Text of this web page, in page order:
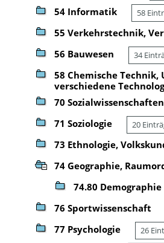
54 Informatik 58
55 Verkehrstechnik,
56 Bauwesen 34
58 Chemische
verschiedene
70
71 Soziologie 20
73 Ethnologie,
74 Geographie,
74.80 Demographie
76 Sportwissenschaft
77 Psychologie 26